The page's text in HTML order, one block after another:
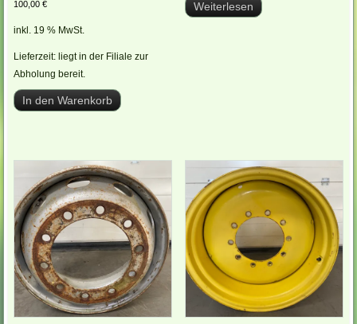
100,00€
inkl. 19 % MwSt.
Lieferzeit: liegt in der Filiale zur
Abholung bereit.
In den Warenkorb
Weiterlesen